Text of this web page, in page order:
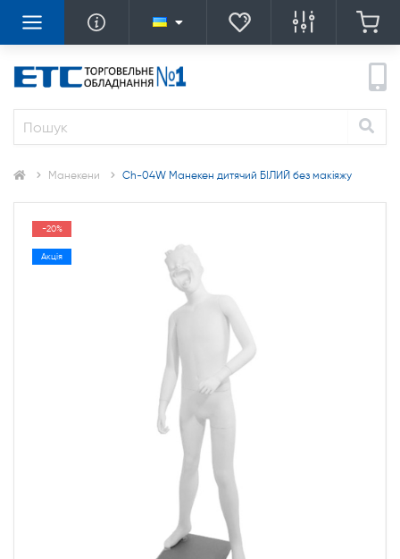
Манекени Ch-04W Манекен дитячий БІЛИЙ без макіяжу
-20%
Акція